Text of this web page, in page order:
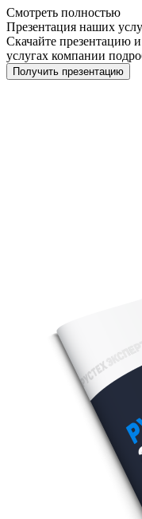
Смотреть полностью
Презентация наших
Скачайте презентацию
услугах компании
Получить презентацию